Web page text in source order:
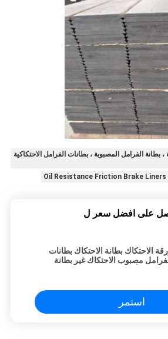
، بطانة الفرامل المصبوبة ، بطانات الفرامل الاحتكاكية
Oil Resistance Friction Brake Liners
على افضل سعر ل
الاحتكاك بطانة الاحتكاك بطانات
مصبوب الاحتكاك غير بطانة
استمر